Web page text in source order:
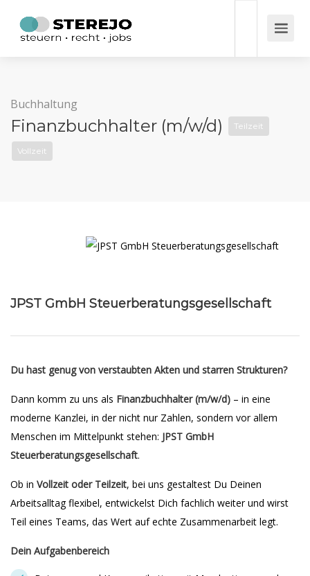
Buchhaltung
Finanzbuchhalter (m/w/d) Teilzeit
Vollzeit
JPST GmbH Steuerberatungsgesellschaft
Du hast genug von verstaubten Akten und starren Strukturen?
Dann komm zu uns als Finanzbuchhalter (m/w/d) – in eine
moderne Kanzlei, in der nicht nur Zahlen, sondern vor allem
Menschen im Mittelpunkt stehen: JPST GmbH
Steuerberatungsgesellschaft.
Ob in Vollzeit oder Teilzeit, bei uns gestaltest Du Deinen
Arbeitsalltag flexibel, entwickelst Dich fachlich weiter und wirst
Teil eines Teams, das Wert auf echte Zusammenarbeit legt.
Dein Aufgabenbereich